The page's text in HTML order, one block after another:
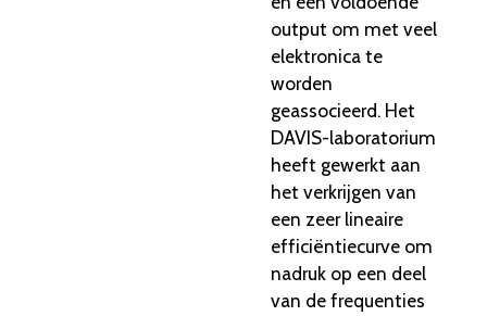
output om met veel
elektronica te
worden
geassocieerd. Het
DAVIS-laboratorium
heeft gewerkt aan
het verkrijgen van
een zeer lineaire
efficiëntiecurve om
nadruk op een deel
van de frequenties